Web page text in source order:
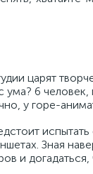
царят
ума? 6
у горе-
Зная
и